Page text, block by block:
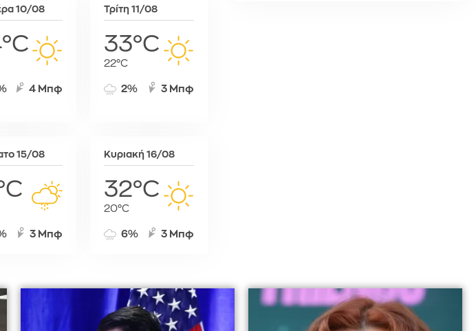
10/08
4 Μπφ
Τρίτη 11/08
33°C
22°C
2% 3 Μπφ
15/08
3 Μπφ
Κυριακή 16/08
32°C
20°C
6% 3 Μπφ